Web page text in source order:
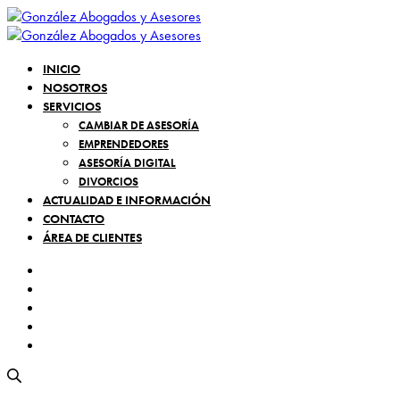
INICIO
NOSOTROS
SERVICIOS
CAMBIAR DE ASESORÍA
EMPRENDEDORES
ASESORÍA DIGITAL
DIVORCIOS
ACTUALIDAD E INFORMACIÓN
CONTACTO
ÁREA DE CLIENTES